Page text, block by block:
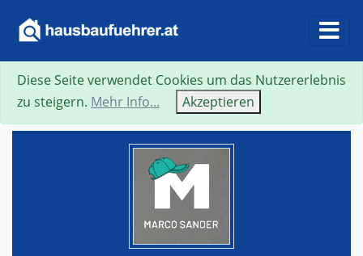
Suche Neue Suche Zurück
Diese Seite verwendet Cookies um das Nutzererlebnis
zu steigern. Mehr Info... Akzeptieren